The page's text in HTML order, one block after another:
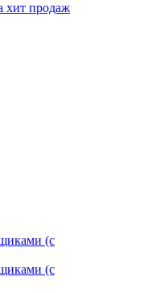
хит продаж